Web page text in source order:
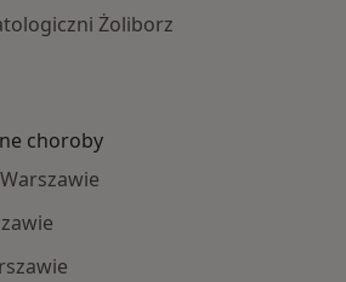
Żoliborz
choroby